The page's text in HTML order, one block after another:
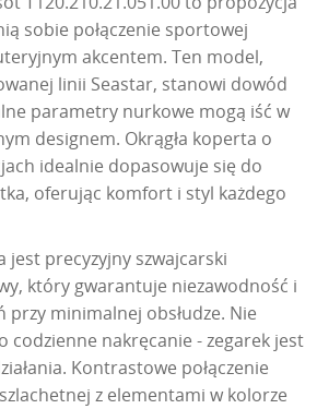
sobie połączenie sportowej
akcentem. Ten model,
linii Seastar, stanowi dowód
parametry nurkowe mogą iść w
designem. Okrągła koperta o
idealnie dopasowuje się do
oferując komfort i styl każdego
jest precyzyjny szwajcarski
który gwarantuje niezawodność i
przy minimalnej obsłudze. Nie
codzienne nakręcanie - zegarek jest
Kontrastowe połączenie
z elementami w kolorze